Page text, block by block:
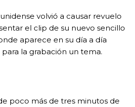
volvió a causar revuelo
el clip de su nuevo sencillo
aparece en su día a día
la grabación un tema.
poco más de tres minutos de